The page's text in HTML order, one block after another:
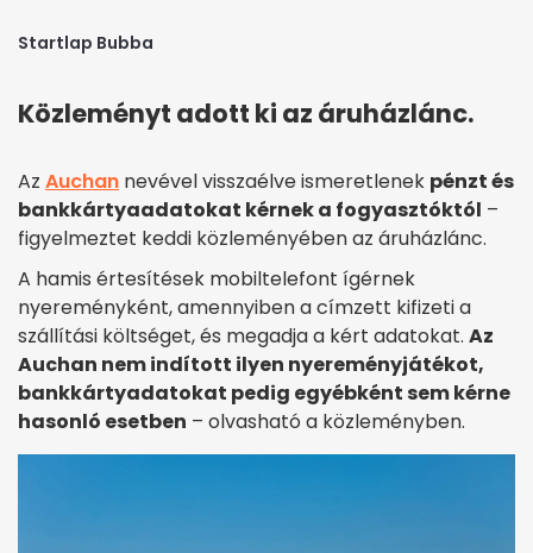
Startlap Bubba
Közleményt adott ki az áruházlánc.
Az Auchan nevével visszaélve ismeretlenek pénzt és
bankkártyaadatokat kérnek a fogyasztóktól –
figyelmeztet keddi közleményében az áruházlánc.
A hamis értesítések mobiltelefont ígérnek
nyereményként, amennyiben a címzett kifizeti a
szállítási költséget, és megadja a kért adatokat. Az
Auchan nem indított ilyen nyereményjátékot,
bankkártyadatokat pedig egyébként sem kérne
hasonló esetben – olvasható a közleményben.